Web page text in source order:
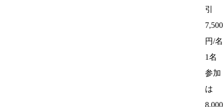
引
7,500
円/名
1名
参加
は
8,000